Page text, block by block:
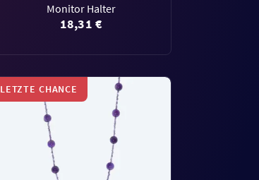
Monitor Halter
18,31 €
LETZTE CHANCE